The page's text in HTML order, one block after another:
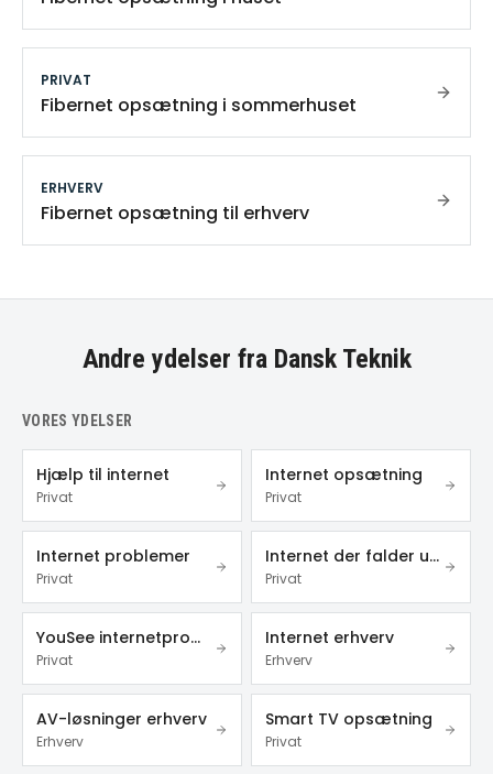
PRIVAT
Fibernet opsætning i sommerhuset
ERHVERV
Fibernet opsætning til erhverv
Andre ydelser fra Dansk Teknik
VORES YDELSER
Hjælp til internet
Privat
Internet opsætning
Privat
Internet problemer
Privat
Internet der falder ud
Privat
YouSee internetproblemer
Privat
Internet erhverv
Erhverv
AV-løsninger erhverv
Erhverv
Smart TV opsætning
Privat